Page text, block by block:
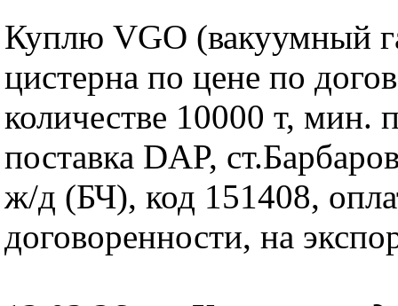
Куплю VGO (вакуумный
цистерна по цене по
количестве 10000 т, мин.
поставка DAP,
ж/д (БЧ), код 151408,
договоренности, на